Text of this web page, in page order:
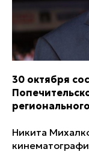
30 октября
Никита